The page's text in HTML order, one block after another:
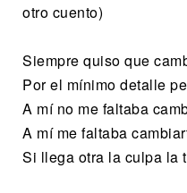
otro cuento)
Siempre quiso que
Por el mínimo detalle
A mí no me faltaba
A mí me faltaba
Si llega otra la culpa la